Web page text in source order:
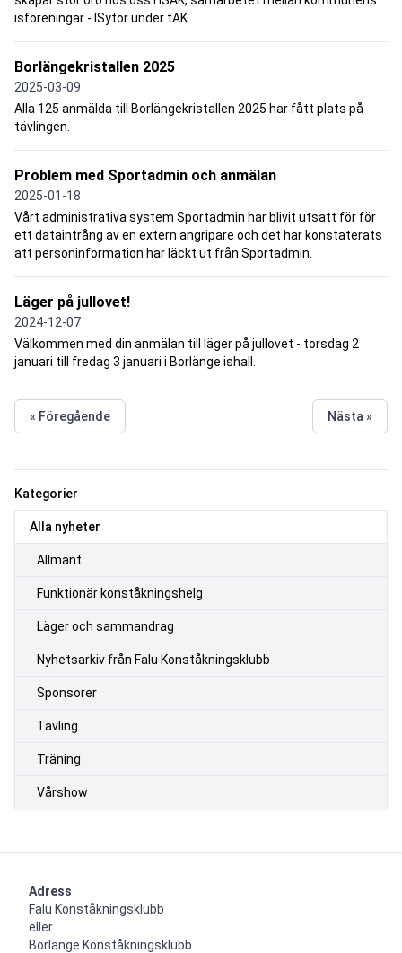
Kategorier
Alla nyheter
Allmänt
Funktionär konståkningshelg
Läger och sammandrag
Nyhetsarkiv från Falu Konståkningsklubb
Sponsorer
Tävling
Träning
Vårshow
isföreningar - ISytor under tAK.
Borlängekristallen 2025
2025-03-09
Alla 125 anmälda till Borlängekristallen 2025 har fått plats på
tävlingen.
Problem med Sportadmin och anmälan
2025-01-18
Vårt administrativa system Sportadmin har blivit utsatt för för
ett dataintrång av en extern angripare och det har konstaterats
att personinformation har läckt ut från Sportadmin.
Läger på jullovet!
2024-12-07
Välkommen med din anmälan till läger på jullovet - torsdag 2
januari till fredag 3 januari i Borlänge ishall.
« Föregående Nästa »
Adress
Falu Konståkningsklubb
eller
Borlänge Konståkningsklubb